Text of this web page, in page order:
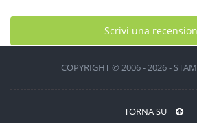
Scrivi una
COPYRIGHT © 2006 - 2026 -
TORNA SU